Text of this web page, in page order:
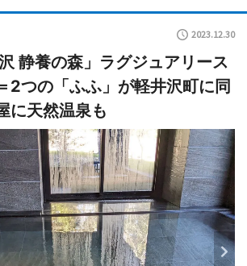
2023.12.30
静養の森」ラグジュアリース
2つの「ふふ」が軽井沢町に同
天然温泉も